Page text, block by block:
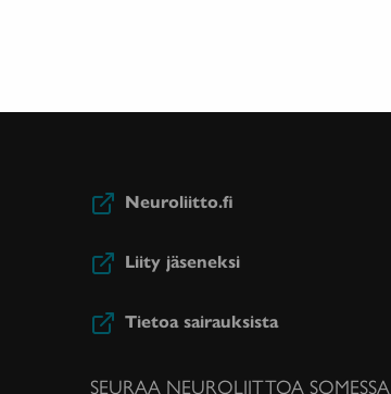
Neuroliitto.fi
Liity jäseneksi
Tietoa sairauksista
SEURAA NEUROLIITTOA SOMESSA